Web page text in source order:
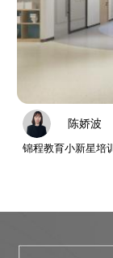
陈娇波
锦程教育小新星培